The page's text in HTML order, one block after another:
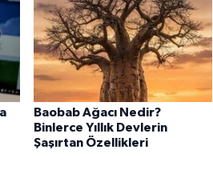
Baobab Ağacı Nedir?
Binlerce Yıllık Devlerin
Şaşırtan Özellikleri